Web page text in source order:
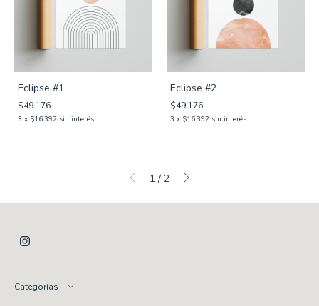
Eclipse #1
$49.176
3 x $16.392 sin interés
Eclipse #2
$49.176
3 x $16.392 sin interés
1 / 2
Categorías